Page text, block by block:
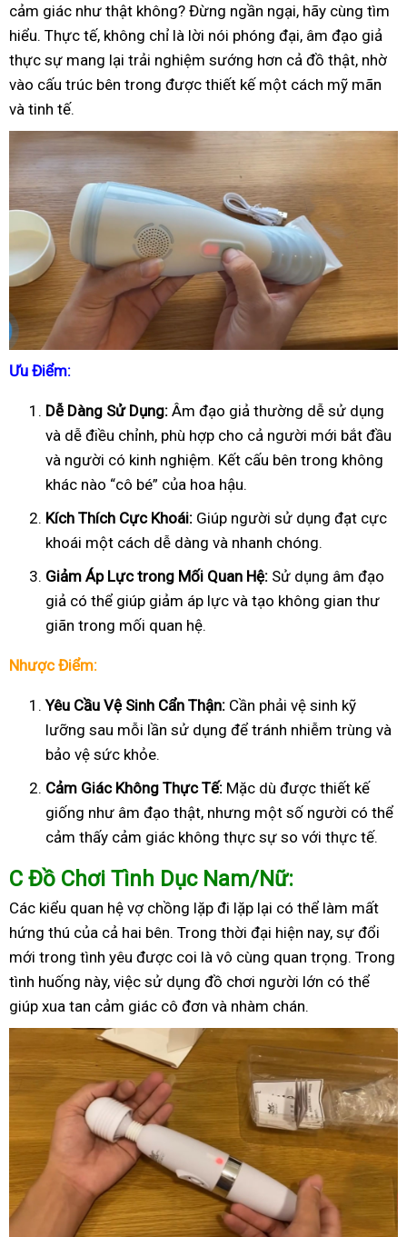
cảm giác như thật không? Đừng ngần ngại, hãy cùng tìm
hiểu. Thực tế, không chỉ là lời nói phóng đại, âm đạo giả
thực sự mang lại trải nghiệm sướng hơn cả đồ thật, nhờ
vào cấu trúc bên trong được thiết kế một cách mỹ mãn
và tinh tế.
Ưu Điểm:
Dễ Dàng Sử Dụng: Âm đạo giả thường dễ sử dụng
và dễ điều chỉnh, phù hợp cho cả người mới bắt đầu
và người có kinh nghiệm. Kết cấu bên trong không
khác nào “cô bé” của hoa hậu.
Kích Thích Cực Khoái: Giúp người sử dụng đạt cực
khoái một cách dễ dàng và nhanh chóng.
Giảm Áp Lực trong Mối Quan Hệ: Sử dụng âm đạo
giả có thể giúp giảm áp lực và tạo không gian thư
giãn trong mối quan hệ.
Nhược Điểm:
Yêu Cầu Vệ Sinh Cẩn Thận: Cần phải vệ sinh kỹ
lưỡng sau mỗi lần sử dụng để tránh nhiễm trùng và
bảo vệ sức khỏe.
Cảm Giác Không Thực Tế: Mặc dù được thiết kế
giống như âm đạo thật, nhưng một số người có thể
cảm thấy cảm giác không thực sự so với thực tế.
C Đồ Chơi Tình Dục Nam/Nữ:
Các kiểu quan hệ vợ chồng lặp đi lặp lại có thể làm mất
hứng thú của cả hai bên. Trong thời đại hiện nay, sự đổi
mới trong tình yêu được coi là vô cùng quan trọng. Trong
tình huống này, việc sử dụng đồ chơi người lớn có thể
giúp xua tan cảm giác cô đơn và nhàm chán.